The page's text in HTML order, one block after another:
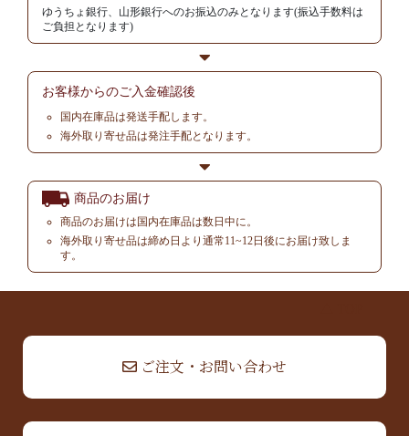
ゆうちょ銀行、山形銀行へのお振込のみとなります(振込手数料は
ご負担となります)
お客様からのご入金確認後
国内在庫品は発送手配します。
海外取り寄せ品は発注手配となります。
商品のお届け
商品のお届けは国内在庫品は数日中に。
海外取り寄せ品は締め日より通常11~12日後にお届け致しま
す。
ご注文・お問い合わせ